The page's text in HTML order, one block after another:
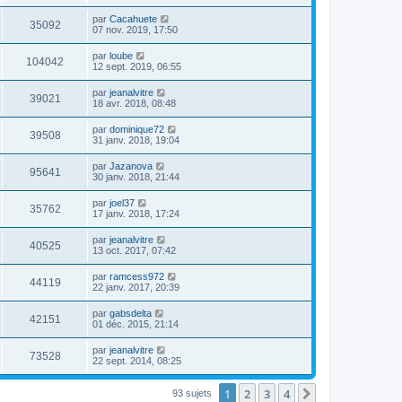
35092 par Cacahuete
07 nov. 2019, 17:50
104042 par loube
12 sept. 2019, 06:55
39021 par jeanalvitre
18 avr. 2018, 08:48
39508 par dominique72
31 janv. 2018, 19:04
95641 par Jazanova
30 janv. 2018, 21:44
35762 par joel37
17 janv. 2018, 17:24
40525 par jeanalvitre
13 oct. 2017, 07:42
44119 par ramcess972
22 janv. 2017, 20:39
42151 par gabsdelta
01 déc. 2015, 21:14
73528 par jeanalvitre
22 sept. 2014, 08:25
93 sujets 1 2 3 4